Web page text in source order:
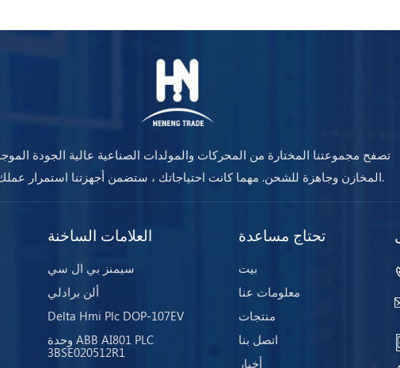
تصفح مجموعتنا المختارة من المحركات والمولدات الصناعية عالية الجودة
المخازن وجاهزة للشحن. مهما كانت احتياجاتك ، ستضمن أجهزتنا استمرار عملك دائمًا.
العلامات الساخنة
سيمنز بي ال سي
ألن برادلي
Delta Hmi Plc DOP-107EV
وحدة ABB AI801 PLC
3BSE020512R1
تحتاج مساعدة
بيت
معلومات عنا
منتجات
اتصل بنا
أخبار